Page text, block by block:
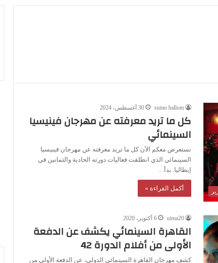
sumo hallom 30 أغسطس، 2024
كل ما تريد معرفته عن مهرجان فينيسيا
السينمائي
نستعرض معكم الآن كل ما تريد معرفته عن مهرجان فينيسيا
السينمائي الذي انطلقت فعاليات دورته الحادية والثمانين في
إيطاليا. بدأ…
أكمل القراءة »
uima20 6 أكتوبر، 2020
القاهرة السينمائي يكشف عن الدفعة
الأولى من أفلام الدورة 42
كشف مهرجان القاهرة السينمائي الدولي، عن الدفعة الأولى من